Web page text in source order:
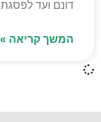
דונם ועד לפסגת הר
המשך קריאה »